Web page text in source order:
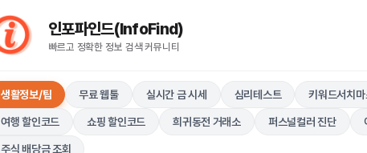
인포파인드(InfoFind)​​​​
빠르고 정확한 정보 검색 커뮤니티
생활정보/팁 무료 웹툴 실시간 금 시세 심리테스트 키워드서치마
여행 할인코드 쇼핑 할인코드 희귀동전 거래소 퍼스널컬러 진단
주식 배당금 조회